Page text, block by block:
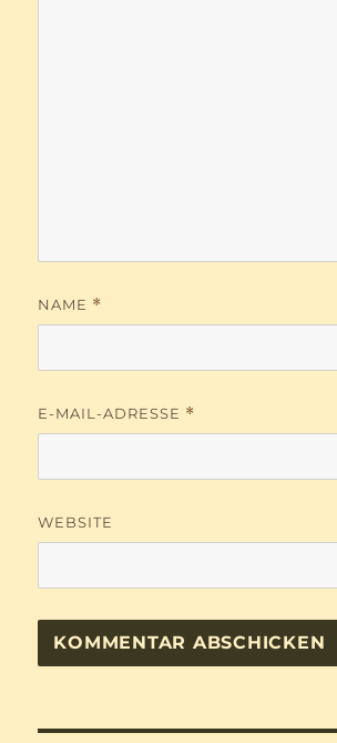
NAME *
E-MAIL-ADRESSE *
WEBSITE